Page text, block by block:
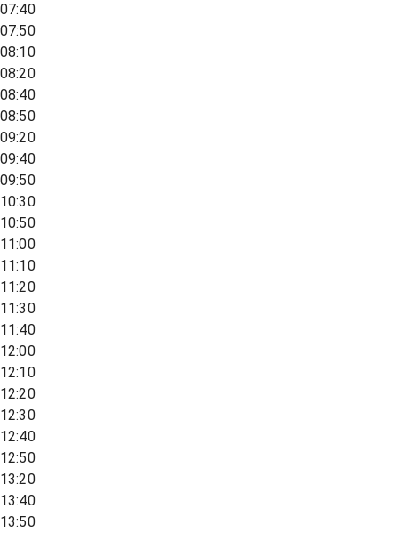
07:40
07:50
08:10
08:20
08:40
08:50
09:20
09:40
09:50
10:30
10:50
11:00
11:10
11:20
11:30
11:40
12:00
12:10
12:20
12:30
12:40
12:50
13:20
13:40
13:50